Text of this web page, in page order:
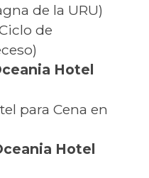
de la URU)
de
Hotel
para Cena en
Hotel